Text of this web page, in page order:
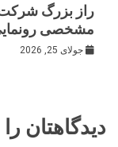
مشخصی
جولای 25, 2026
دیدگاهتان